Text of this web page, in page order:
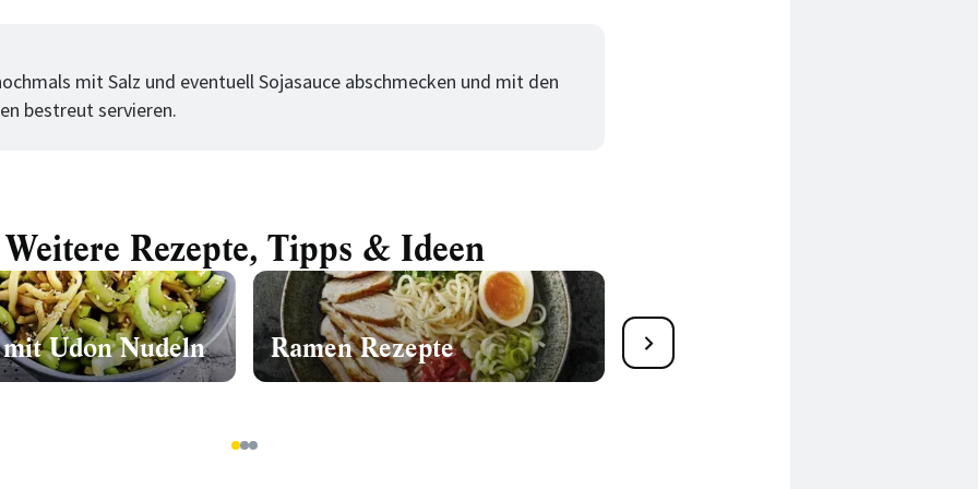
mit Salz und eventuell Sojasauce abschmecken und mit den
bestreut servieren.
Weitere Rezepte, Tipps & Ideen
Udon Nudeln Ramen Rezepte
30 japanische Teriyaki-
Rezepte
123